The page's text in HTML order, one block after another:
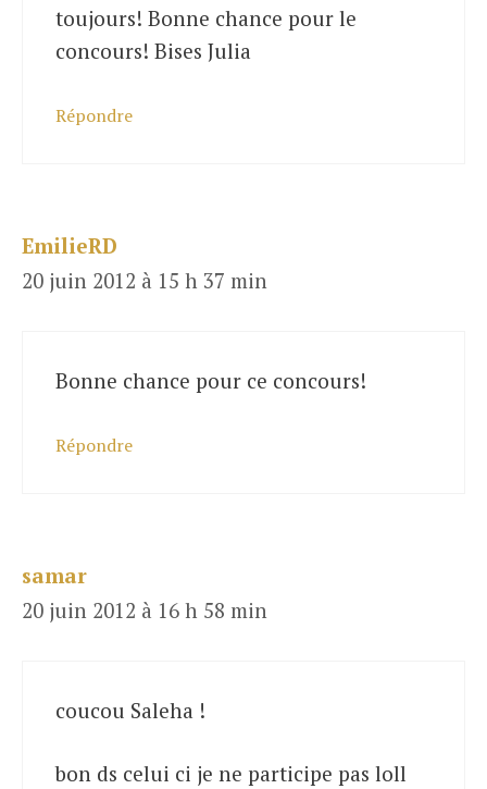
toujours! Bonne chance pour le
concours! Bises Julia
Répondre
EmilieRD
20 juin 2012 à 15 h 37 min
Bonne chance pour ce concours!
Répondre
samar
20 juin 2012 à 16 h 58 min
coucou Saleha !
bon ds celui ci je ne participe pas loll